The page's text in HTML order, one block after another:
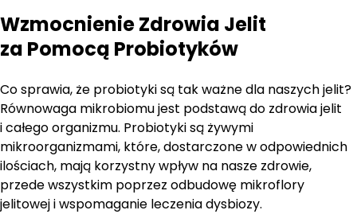
Wzmocnienie Zdrowia Jelit
za Pomocą Probiotyków
Co sprawia, że probiotyki są tak ważne dla naszych jelit?
Równowaga mikrobiomu jest podstawą do zdrowia jelit
i całego organizmu. Probiotyki są żywymi
mikroorganizmami, które, dostarczone w odpowiednich
ilościach, mają korzystny wpływ na nasze zdrowie,
przede wszystkim poprzez odbudowę mikroflory
jelitowej i wspomaganie leczenia dysbiozy.